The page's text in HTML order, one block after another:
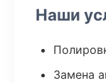
Наши
Замена